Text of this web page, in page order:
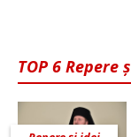
TOP 6 Repere